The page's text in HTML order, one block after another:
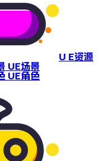
U E资源
UE场景
UE角色